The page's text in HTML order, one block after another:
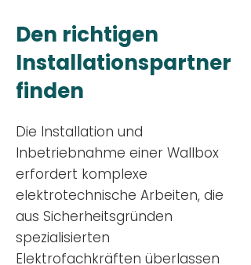
Den richtigen
Installationspartner
finden
Die Installation und
Inbetriebnahme einer Wallbox
erfordert komplexe
elektrotechnische Arbeiten, die
aus Sicherheitsgründen
spezialisierten
Elektrofachkräften überlassen